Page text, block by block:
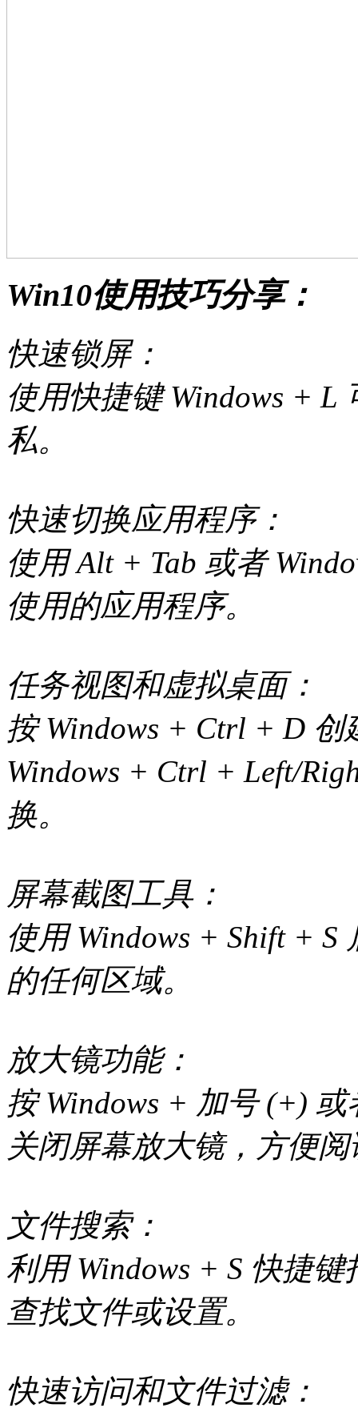
Win10使用技巧分享：
快速锁屏：
使用快捷键 Windows +
私。
快速切换应用程序：
使用 Alt + Tab 或者
使用的应用程序。
任务视图和虚拟桌面：
按 Windows + Ctrl + D
Windows + Ctrl + Left/
换。
屏幕截图工具：
使用 Windows + Shift +
的任何区域。
放大镜功能：
按 Windows + 加号 (+)
关闭屏幕放大镜，方便
文件搜索：
利用 Windows + S 快捷
查找文件或设置。
快速访问和文件过滤：